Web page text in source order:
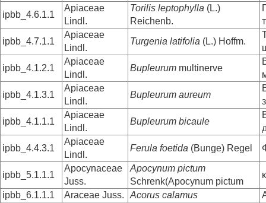
ipbb_4.6.1.1
Apiaceae
Lindl.
Torilis leptophylla (L.)
Reichenb.
ipbb_4.7.1.1
Apiaceae
Lindl.
Turgenia latifolia (L.) Hoffm.
ipbb_4.1.2.1
Apiaceae
Lindl.
Bupleurum multinerve
ipbb_4.1.3.1
Apiaceae
Lindl.
Bupleurum aureum
ipbb_4.1.1.1
Apiaceae
Lindl.
Bupleurum bicaule
ipbb_4.4.3.1
Apiaceae
Lindl.
Ferula foetida (Bunge) Regel
ipbb_5.1.1.1
Apocynaceae
Juss.
Apocynum pictum
Schrenk(Apocynum pictum
ipbb_6.1.1.1
Araceae Juss. Acorus calamus